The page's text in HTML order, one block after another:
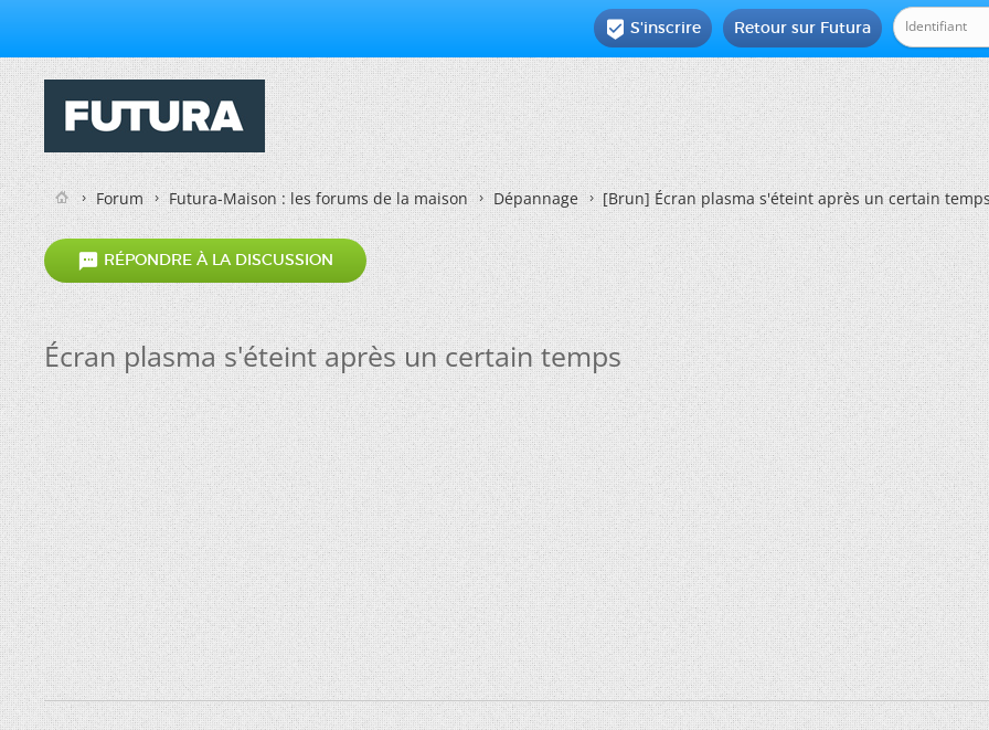
Retour sur Futura
 S'inscrire
Forum Futura-Maison : les forums de la maison Dépannage [Brun]Écran plasma s'éteint après un certain
 RÉPONDRE À LA DISCUSSION
Écran plasma s'éteint après un certain temps